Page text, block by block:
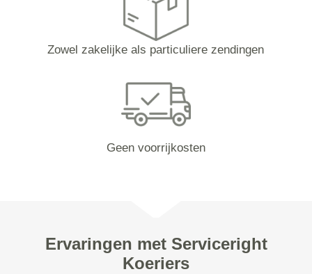
Zowel zakelijke als particuliere zendingen
Geen voorrijkosten
Ervaringen met Serviceright
Koeriers